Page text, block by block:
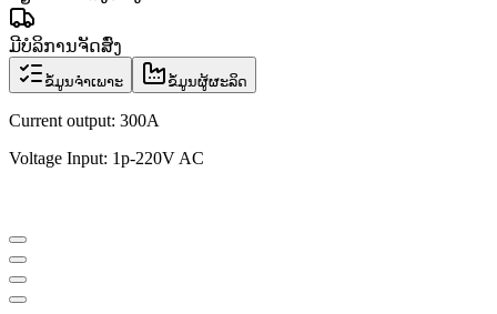
ມີບໍລິການຈັດສົ່ງ
ຂໍ້ມູນຈຳເພາະ ຂໍ້ມູນຜູ້ຜະລິດ
Current output: 300A
Voltage Input: 1p-220V AC